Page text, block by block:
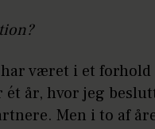
været i et forhold
år, hvor jeg
Men i to af